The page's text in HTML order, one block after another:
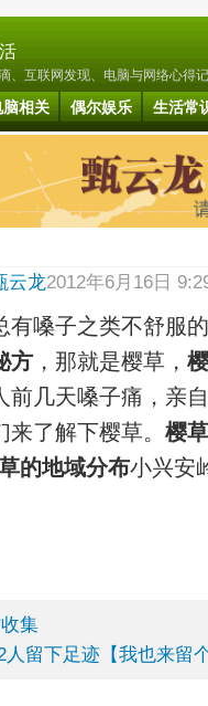
、互联网发现、电脑与网络心得
相关 偶尔娱乐 生活常
云龙2012年6月16日
有嗓子之类不舒服
方 ，那就是樱草，
前几天嗓子痛，亲
了解下樱草。 樱
的地域分布小兴安
集
人留下足迹【我也来留